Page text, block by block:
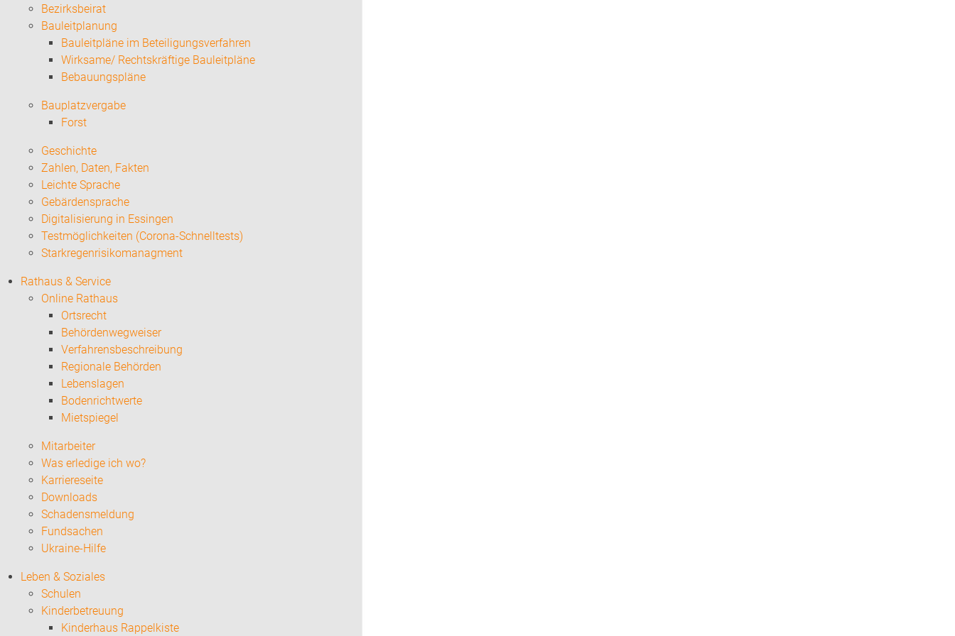
Bezirksbeirat
Bauleitplanung
Bauleitpläne im Beteiligungsverfahren
Wirksame/ Rechtskräftige Bauleitpläne
Bebauungspläne
Bauplatzvergabe
Forst
Geschichte
Zahlen, Daten, Fakten
Leichte Sprache
Gebärdensprache
Digitalisierung in Essingen
Testmöglichkeiten (Corona-Schnelltests)
Starkregenrisikomanagment
Rathaus & Service
Online Rathaus
Ortsrecht
Behördenwegweiser
Verfahrensbeschreibung
Regionale Behörden
Lebenslagen
Bodenrichtwerte
Mietspiegel
Mitarbeiter
Was erledige ich wo?
Karriereseite
Downloads
Schadensmeldung
Fundsachen
Ukraine-Hilfe
Leben & Soziales
Schulen
Kinderbetreuung
Kinderhaus Rappelkiste